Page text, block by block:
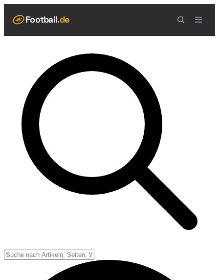
Football.de
Live Scores
Spielplan
Teams
Tabelle
Football Regeln
Punkte & Scoring